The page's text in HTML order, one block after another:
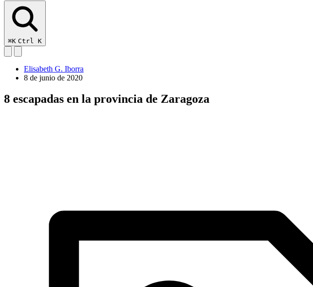
⌘K Ctrl K
Elisabeth G. Iborra
8 de junio de 2020
8 escapadas en la provincia de Zaragoza